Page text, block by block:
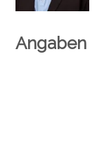
Angaben